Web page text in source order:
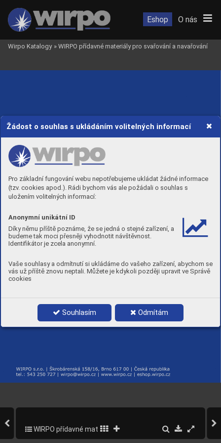
Žádost o souhlas s ukládáním volitelných informací
Pro základní fungování webu nepotřebujeme ukládat žádné informace
(tzv. cookies apod.). Rádi bychom vás ale požádali o souhlas s
uložením volitelných informací:
Anonymní unikátní ID
Díky němu příště poznáme, že se jedná o stejné zařízení, a
budeme tak moci přesněji vyhodnotit návštěvnost.
Identifikátor je zcela anonymní.
Vaše souhlasy a odmítnutí si ukládáme do vašeho zařízení, abychom se
vás už příště znovu neptali. Můžete je kdykoli později upravit ve Správě
cookies
Souhlasím Odmítám
Eshop O nás
Wirpo Katalogy » WIRPO přídavné materiály pro svařování a navařování
WIRPO přídavné materiály pro svařování a navařování 247